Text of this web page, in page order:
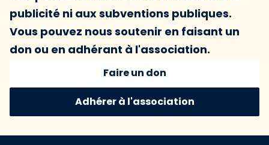
publicité ni aux subventions publiques.
Vous pouvez nous soutenir en faisant un
don ou en adhérant à l'association.
Faire un don
Adhérer à l'association